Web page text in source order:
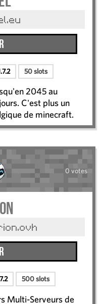
50 slots
2045 au
C'est plus un
de minecraft.
0 votes
500 slots
Multi-Serveurs de